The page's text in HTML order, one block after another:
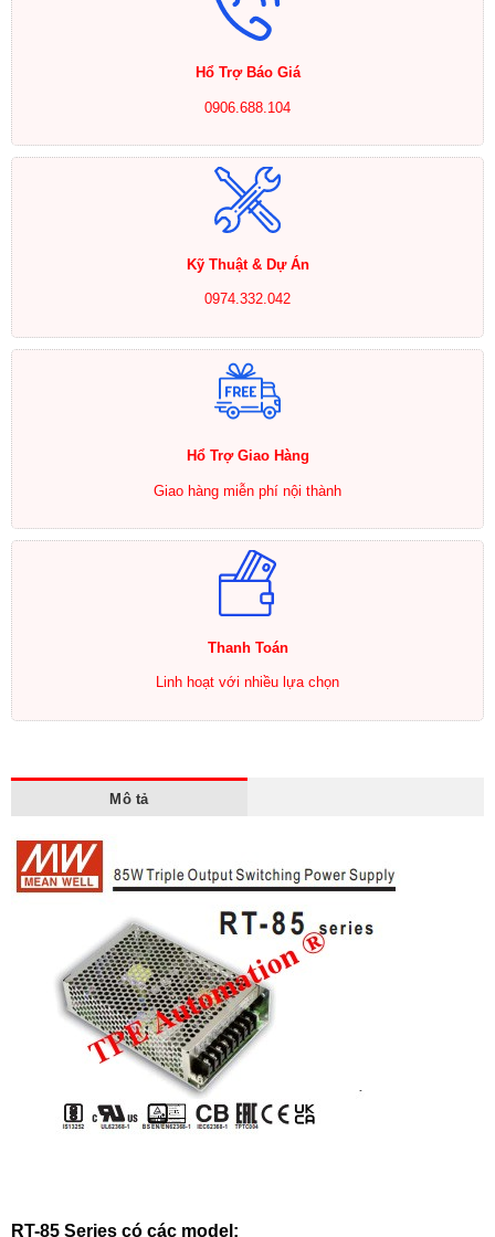
Hổ Trợ Báo Giá
0906.688.104
Kỹ Thuật & Dự Án
0974.332.042
Hổ Trợ Giao Hàng
Giao hàng miễn phí nội thành
Thanh Toán
Linh hoạt với nhiều lựa chọn
Mô tả
RT-85 Series có các model: